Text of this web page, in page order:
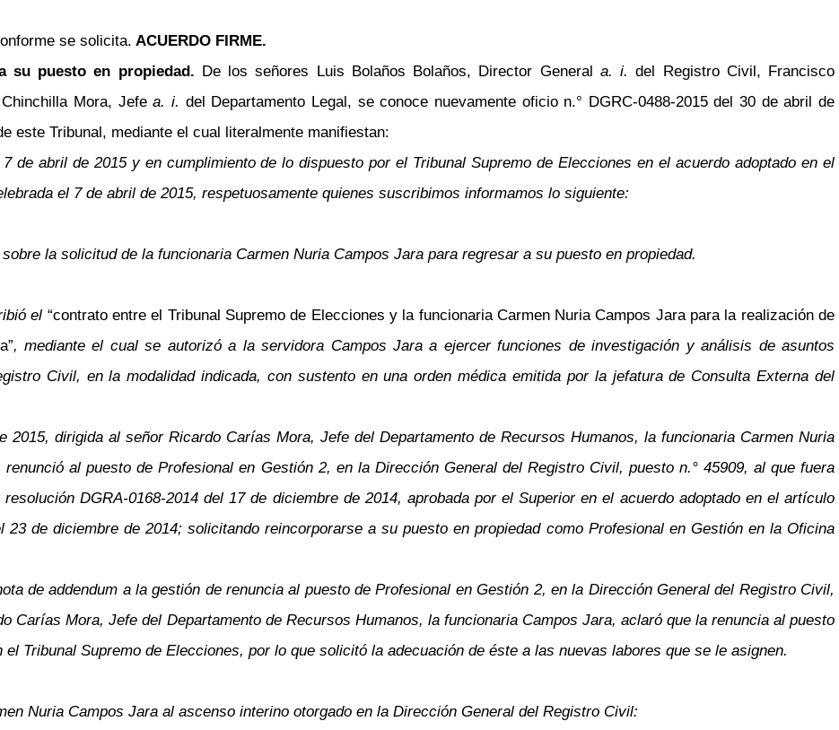
se solicita. ACUERDO FIRME.
su puesto en propiedad. De los señores Luis Bolaños Bolaños, Director General a. i. del Registro Civil, Francisco
Mora, Jefea. i. del Departamento Legal, se conoce nuevamente oficio n.° DGRC-0488-2015 del 30 de abril de
este Tribunal, mediante el cual literalmente manifiestan:
de abril de 2015 y en cumplimiento de lo dispuesto por el Tribunal Supremo de Elecciones en el acuerdo adoptado en el
el 7 de abril de 2015, respetuosamente quienes suscribimos informamos lo siguiente:
la solicitud de la funcionaria Carmen Nuria Campos Jara para regresar a su puesto en propiedad.
el “contrato entre el Tribunal Supremo de Elecciones y la funcionaria Carmen Nuria Campos Jara para la realización de
, mediante el cual se autorizó a la servidora Campos Jara a ejercer funciones de investigación y análisis de asuntos
Civil, en la modalidad indicada, con sustento en una orden médica emitida por la jefatura de Consulta Externa del
2015, dirigida al señor Ricardo Carías Mora, Jefe del Departamento de Recursos Humanos, la funcionaria Carmen Nuria
al puesto de Profesional en Gestión 2, en la Dirección General del Registro Civil, puesto n.° 45909, al que fuera
DGRA-0168-2014 del 17 de diciembre de 2014, aprobada por el Superior en el acuerdo adoptado en el artículo
de diciembre de 2014; solicitando reincorporarse a su puesto en propiedad como Profesional en Gestión en la Oficina
de addendum a la gestión de renuncia al puesto de Profesional en Gestión 2, en la Dirección General del Registro Civil,
Carías Mora, Jefe del Departamento de Recursos Humanos, la funcionaria Campos Jara, aclaró que la renuncia al puesto
Tribunal Supremo de Elecciones, por lo que solicitó la adecuación de éste a las nuevas labores que se le asignen.
Nuria Campos Jara al ascenso interino otorgado en la Dirección General del Registro Civil: